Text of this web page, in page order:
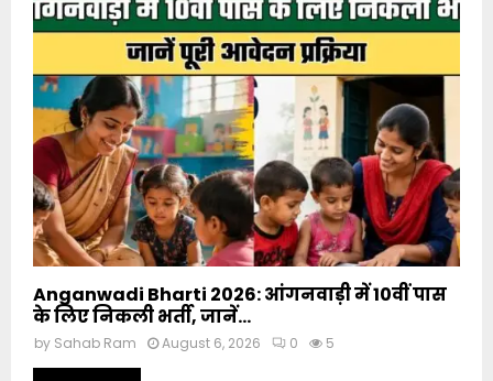
Anganwadi Bharti 2026: आंगनवाड़ी में 10वीं पास
के लिए निकली भर्ती, जानें...
by Sahab Ram August 6, 2026 0 5